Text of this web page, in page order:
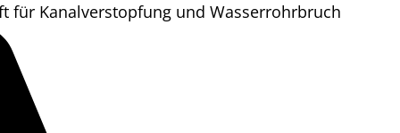
für Kanalverstopfung und Wasserrohrbruch